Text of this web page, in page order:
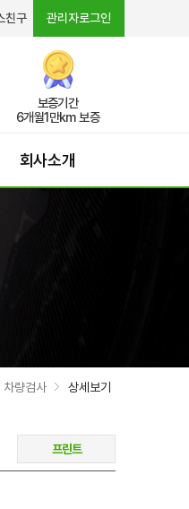
친구 관리자로그인
보증기간
6개월1만km 보증
회사소개
차량검사 상세보기
프린트